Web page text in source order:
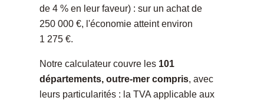
de 4 % en leur faveur) : sur un achat de
250 000 €, l'économie atteint environ
1 275 €.
Notre calculateur couvre les 101
départements, outre-mer compris, avec
leurs particularités : la TVA applicable aux